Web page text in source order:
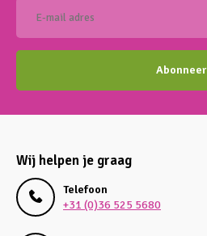
Abonneer
Wij helpen je graag
Telefoon
+31 (0)36 525 5680